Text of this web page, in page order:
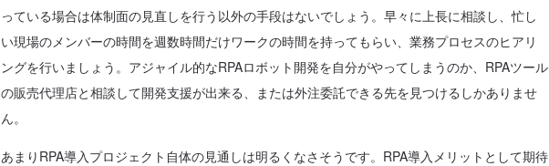
っている場合は体制面の見直しを行う以外の手段はないでしょう。早々に上長に相談し、忙し
い現場のメンバーの時間を週数時間だけワークの時間を持ってもらい、業務プロセスのヒアリ
ングを行いましょう。アジャイル的なRPAロボット開発を自分がやってしまうのか、RPAツール
の販売代理店と相談して開発支援が出来る、または外注委託できる先を見つけるしかありませ
ん。
あまりRPA導入プロジェクト自体の見通しは明るくなさそうです。RPA導入メリットとして期待